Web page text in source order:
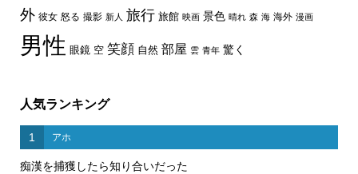
外 彼女 怒る 撮影 新人 旅行 旅館 映画 景色 晴れ 森 海 海外 漫画
男性 眼鏡 空 笑顔 自然 部屋 雲 青年 驚く
人気ランキング
1 アホ
痴漢を捕獲したら知り合いだった